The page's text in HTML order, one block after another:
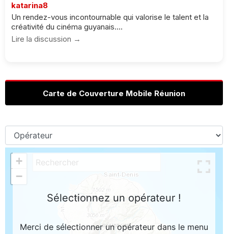
katarina8
Un rendez-vous incontournable qui valorise le talent et la
créativité du cinéma guyanais....
Lire la discussion →
Carte de Couverture Mobile Réunion